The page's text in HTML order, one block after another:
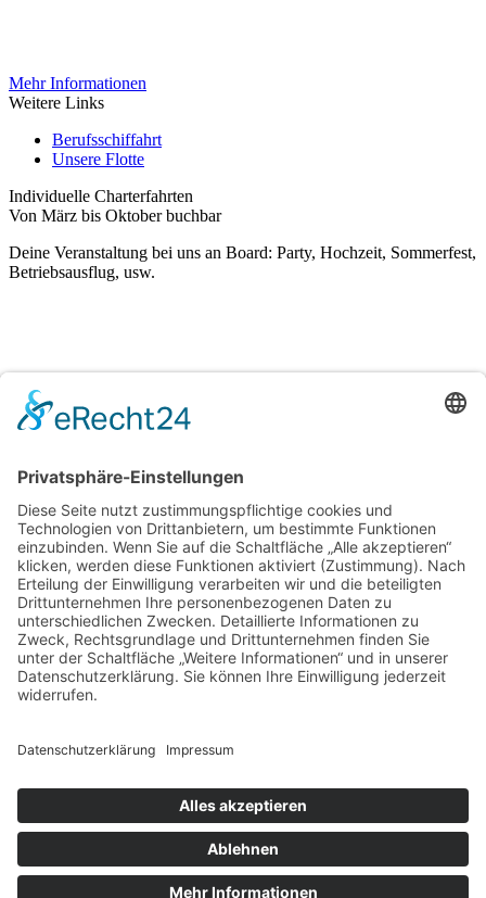
Mehr Informationen
Weitere Links
Berufsschiffahrt
Unsere Flotte
Individuelle Charterfahrten
Von März bis Oktober buchbar
Deine Veranstaltung bei uns an Board: Party, Hochzeit, Sommerfest,
Betriebsausflug, usw.
Kontakt